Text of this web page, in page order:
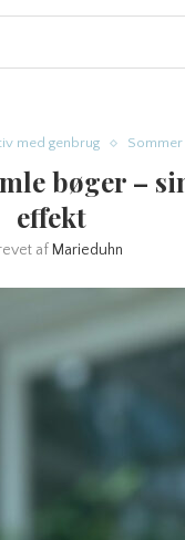
med genbrug Sommer
bøger –
effekt
af Marieduhn